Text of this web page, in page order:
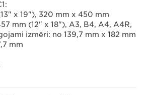
x 19"), 320 mm x 450 mm
mm (12" x 18"), A3, B4, A4, A4R,
izmēri: no 139,7 mm x 182 mm
mm